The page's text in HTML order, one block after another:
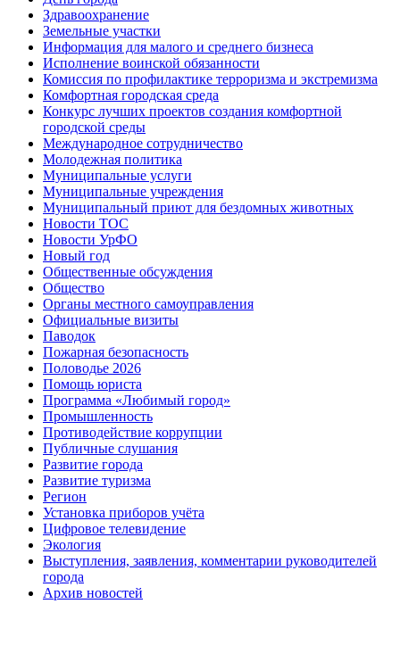
Здравоохранение
Земельные участки
Информация для малого и среднего бизнеса
Исполнение воинской обязанности
Комиссия по профилактике терроризма и экстремизма
Комфортная городская среда
Конкурс лучших проектов создания комфортной
городской среды
Международное сотрудничество
Молодежная политика
Муниципальные услуги
Муниципальные учреждения
Муниципальный приют для бездомных животных
Новости ТОС
Новости УрФО
Новый год
Общественные обсуждения
Общество
Органы местного самоуправления
Официальные визиты
Паводок
Пожарная безопасность
Половодье 2026
Помощь юриста
Программа «Любимый город»
Промышленность
Противодействие коррупции
Публичные слушания
Развитие города
Развитие туризма
Регион
Установка приборов учёта
Цифровое телевидение
Экология
Выступления, заявления, комментарии руководителей
города
Архив новостей